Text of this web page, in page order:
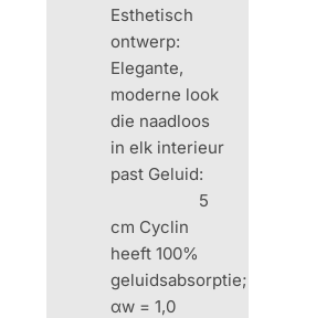
Esthetisch
ontwerp:
Elegante,
moderne look
die naadloos
in elk interieur
past Geluid:
5
cm Cyclin
heeft 100%
geluidsabsorptie;
αw = 1,0